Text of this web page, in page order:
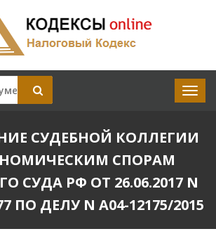
СУДЕБНОЙ КОЛЛЕГИИ
СПОРАМ
СУДА РФ ОТ 26.06.2017 N
ПО ДЕЛУ N А04-12175/2015